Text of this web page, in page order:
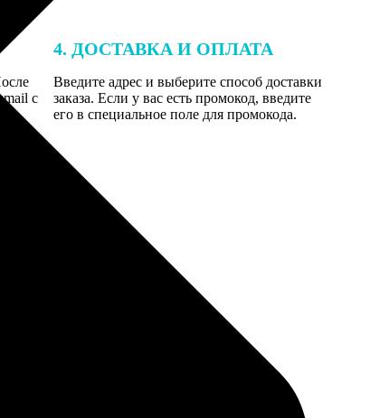
с
4. ДОСТАВКА И ОПЛАТА
Введите адрес и выберите способ доставки
заказа. Если у вас есть промокод, введите
его в специальное поле для промокода.
на задней стороне оторвалась почти сразу.